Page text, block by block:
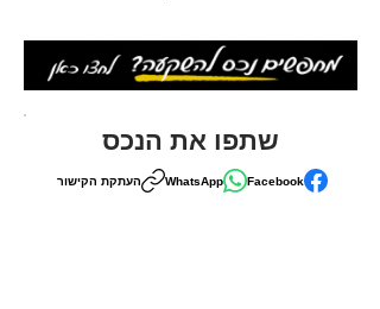
שתפו את הנכס
Facebook
WhatsApp העתקת הקישור